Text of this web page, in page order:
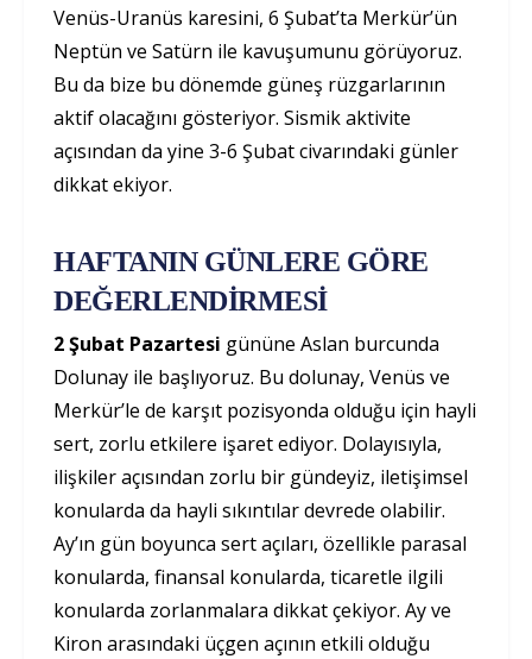
Venüs-Uranüs karesini, 6 Şubat’ta Merkür’ün
Neptün ve Satürn ile kavuşumunu görüyoruz.
Bu da bize bu dönemde güneş rüzgarlarının
aktif olacağını gösteriyor. Sismik aktivite
açısından da yine 3-6 Şubat civarındaki günler
dikkat ekiyor.
HAFTANIN GÜNLERE GÖRE
DEĞERLENDİRMESİ
2 Şubat Pazartesi gününe Aslan burcunda
Dolunay ile başlıyoruz. Bu dolunay, Venüs ve
Merkür’le de karşıt pozisyonda olduğu için hayli
sert, zorlu etkilere işaret ediyor. Dolayısıyla,
ilişkiler açısından zorlu bir gündeyiz, iletişimsel
konularda da hayli sıkıntılar devrede olabilir.
Ay’ın gün boyunca sert açıları, özellikle parasal
konularda, finansal konularda, ticaretle ilgili
konularda zorlanmalara dikkat çekiyor. Ay ve
Kiron arasındaki üçgen açının etkili olduğu